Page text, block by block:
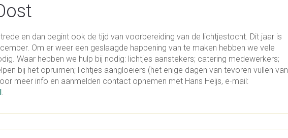
en dan begint ook de tijd van voorbereiding van de lichtjestocht. Dit jaar is
Om er weer een geslaagde happening van te maken hebben we vele
Waar hebben we hulp bij nodig: lichtjes aanstekers; catering medewerkers;
bij het opruimen; lichtjes aangloeiers (het enige dagen van tevoren vullen van
meer info en aanmelden contact opnemen met Hans Heijs, e-mail:
.